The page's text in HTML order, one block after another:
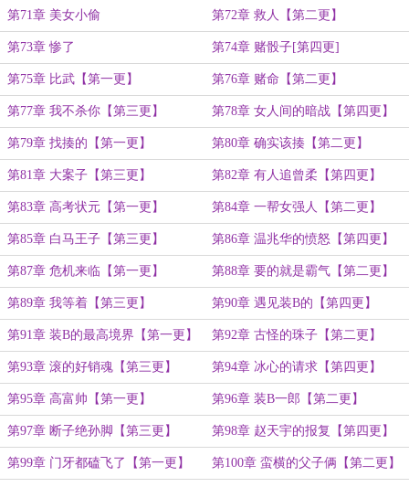
第71章 美女小偷 第72章 救人【第二更】
第73章 惨了 第74章 赌骰子[第四更]
第75章 比武【第一更】 第76章 赌命【第二更】
第77章 我不杀你【第三更】 第78章 女人间的暗战【第四更】
第79章 找揍的【第一更】 第80章 确实该揍【第二更】
第81章 大案子【第三更】 第82章 有人追曾柔【第四更】
第83章 高考状元【第一更】 第84章 一帮女强人【第二更】
第85章 白马王子【第三更】 第86章 温兆华的愤怒【第四更】
第87章 危机来临【第一更】 第88章 要的就是霸气【第二更】
第89章 我等着【第三更】 第90章 遇见装B的【第四更】
第91章 装B的最高境界【第一更】 第92章 古怪的珠子【第二更】
第93章 滚的好销魂【第三更】 第94章 冰心的请求【第四更】
第95章 高富帅【第一更】 第96章 装B一郎【第二更】
第97章 断子绝孙脚【第三更】 第98章 赵天宇的报复【第四更】
第99章 门牙都磕飞了【第一更】 第100章 蛮横的父子俩【第二更】